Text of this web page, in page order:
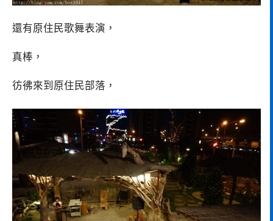
還有原住民歌舞表演，
真棒，
彷彿來到原住民部落，